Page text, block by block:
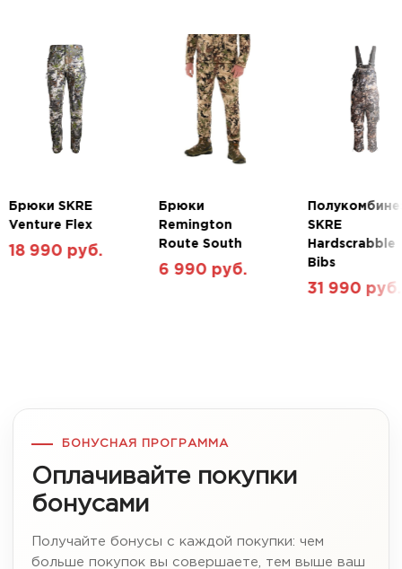
преимущество, защищающее от непогоды.
Характеристики:
Состав - 96% Полиэстер, 4% Спандекс
Вес, г - 410
Подтип - Брюки
Брюки SKRE
Venture Flex
18 990 руб.
Брюки
Remington
Route South
6 990 руб.
SKRE
Hardscrabble
Bibs
31 990 руб.
БОНУСНАЯ ПРОГРАММА
Оплачивайте покупки
бонусами
Получайте бонусы с каждой покупки: чем
больше покупок вы совершаете, тем выше ваш